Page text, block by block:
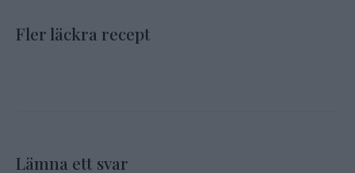
Fler läckra recept
Lämna ett svar